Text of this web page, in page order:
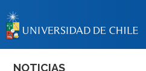
NOTICIAS